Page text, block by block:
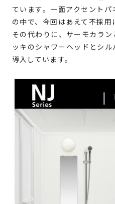
ています。一面アクセント
の中で、今回はあえて不採用
その代わりに、サーモカラ
ッキのシャワーヘッドとシ
導入しています。